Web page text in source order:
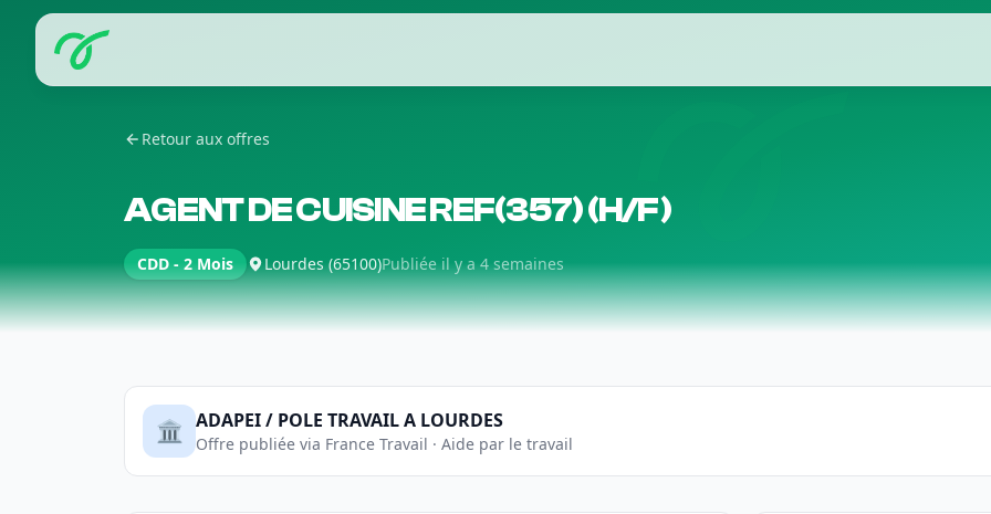
Retour aux offres
AGENT DE CUISINE REF(357) (H/F)
CDD - 2 Mois Lourdes (65100)Publiée il y a 4 semaines
🏛️ ADAPEI / POLE TRAVAIL A LOURDES
Offre publiée via France Travail · Aide par le travail